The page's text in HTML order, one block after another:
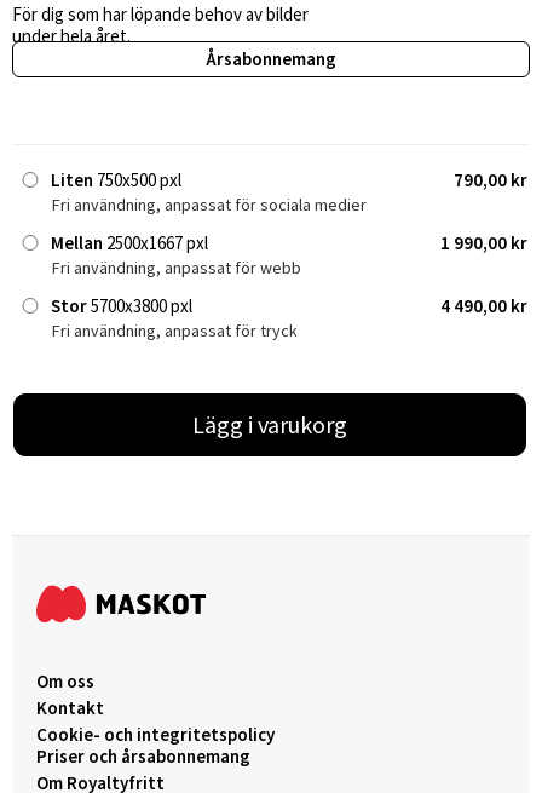
För dig som har löpande behov av bilder
under hela året.
Årsabonnemang
Liten 750x500 pxl 790,00 kr
Fri användning, anpassat för sociala medier
Mellan 2500x1667 pxl 1 990,00 kr
Fri användning, anpassat för webb
Stor5700x3800 pxl 4 490,00 kr
Fri användning, anpassat för tryck
Lägg i varukorg
Om oss
Kontakt
Cookie- och integritetspolicy
Priser och årsabonnemang
Om Royaltyfritt